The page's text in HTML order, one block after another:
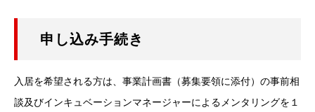
申し込み手続き
入居を希望される方は、事業計画書（募集要領に添付）の事前相
談及びインキュベーションマネージャーによるメンタリングを１